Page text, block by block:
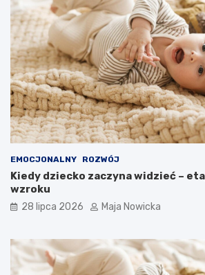
EMOCJONALNY ROZWÓJ
Kiedy dziecko zaczyna widzieć –
wzroku
28 lipca 2026 Maja Nowicka